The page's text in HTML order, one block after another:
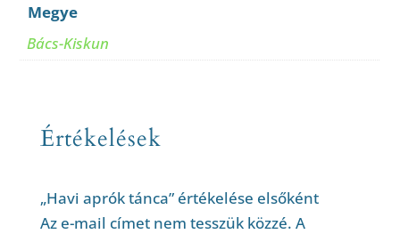
Megye
Bács-Kiskun
Értékelések
„Havi aprók tánca” értékelése elsőként
Az e-mail címet nem tesszük közzé. A